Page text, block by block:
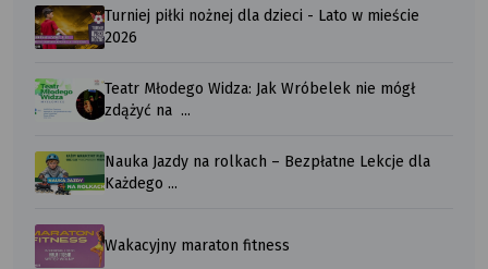
Turniej piłki nożnej dla dzieci - Lato w mieście
2026
Teatr Młodego Widza: Jak Wróbelek nie mógł
zdążyć na ...
Nauka Jazdy na rolkach – Bezpłatne Lekcje dla
Każdego ...
Wakacyjny maraton fitness